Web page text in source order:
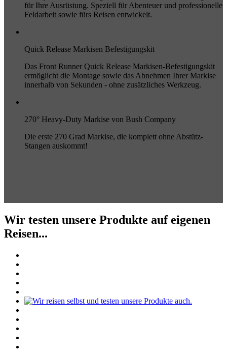
für Ihre Ausrüstung. Speziell für Abenteuer und professionelle
Feldarbeit sowie fürs Reisen entwickelt.
Quick Release Markisen Befestigungskit
Das Front Runner Quick Release Markisen-Befestigungskit
ermöglicht die Montage sowie das Abnehmen Ihrer Markise
innerhalb von Sekunden - ohne zusätzliches Werkzeug.
270° Heavy-Duty Markise von Bush Company
Die erste 270 Grad Markise, die komplett ohne Abstütz-
Stangen auskommt!
Wir testen unsere Produkte auf eigenen
Reisen...